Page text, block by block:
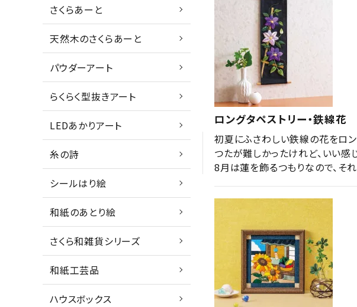
さくらあーと
天然木のさくらあーと
パウダーアート
らくらく型抜きアート
LEDあかりアート
糸の詩
シールはり絵
和紙のあとり絵
さくら和雑貨シリーズ
和紙工芸品
ハウスボックス
ロングタペストリー・鉄線花
初夏にふさわしい鉄線の花をロン
つたが難しかったけれど、いい感
8月は蓮を飾るつもりなので、そ